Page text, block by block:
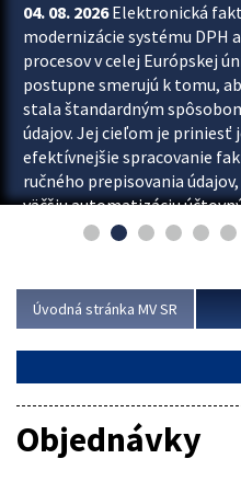
04. 08. 2026Elektronická
modernizácie systému DPH
procesov v celej Európskej
postupne smerujú k tomu,
stala štandardným
údajov. Jej cieľom je priniesť
efektívnejšie spracovanie
ručného prepisovania
väčšiu automatizáciu
fakturácia preto
Úvodná stránka MV SR
Objednávky